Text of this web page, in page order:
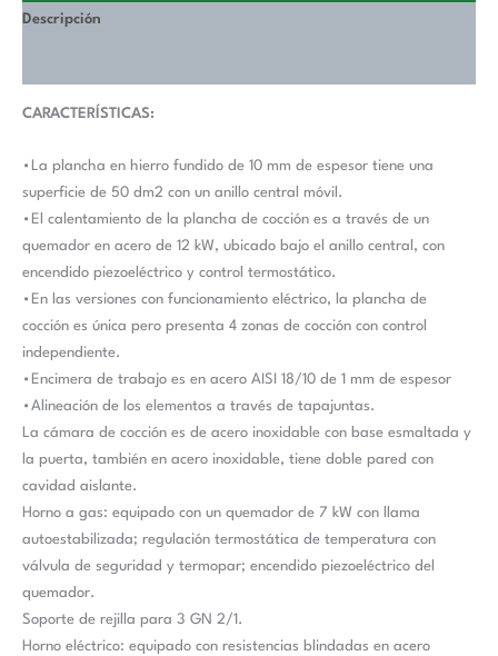
Descripción
CARACTERÍSTICAS:
•La plancha en hierro fundido de 10 mm de espesor tiene una
superficie de 50 dm2 con un anillo central móvil.
•El calentamiento de la plancha de cocción es a través de un
quemador en acero de 12 kW, ubicado bajo el anillo central, con
encendido piezoeléctrico y control termostático.
•En las versiones con funcionamiento eléctrico, la plancha de
cocción es única pero presenta 4 zonas de cocción con control
independiente.
•Encimera de trabajo es en acero AISI 18/10 de 1 mm de espesor
•Alineación de los elementos a través de tapajuntas.
La cámara de cocción es de acero inoxidable con base esmaltada y
la puerta, también en acero inoxidable, tiene doble pared con
cavidad aislante.
Horno a gas: equipado con un quemador de 7 kW con llama
autoestabilizada; regulación termostática de temperatura con
válvula de seguridad y termopar; encendido piezoeléctrico del
quemador.
Soporte de rejilla para 3 GN 2/1.
Horno eléctrico: equipado con resistencias blindadas en acero